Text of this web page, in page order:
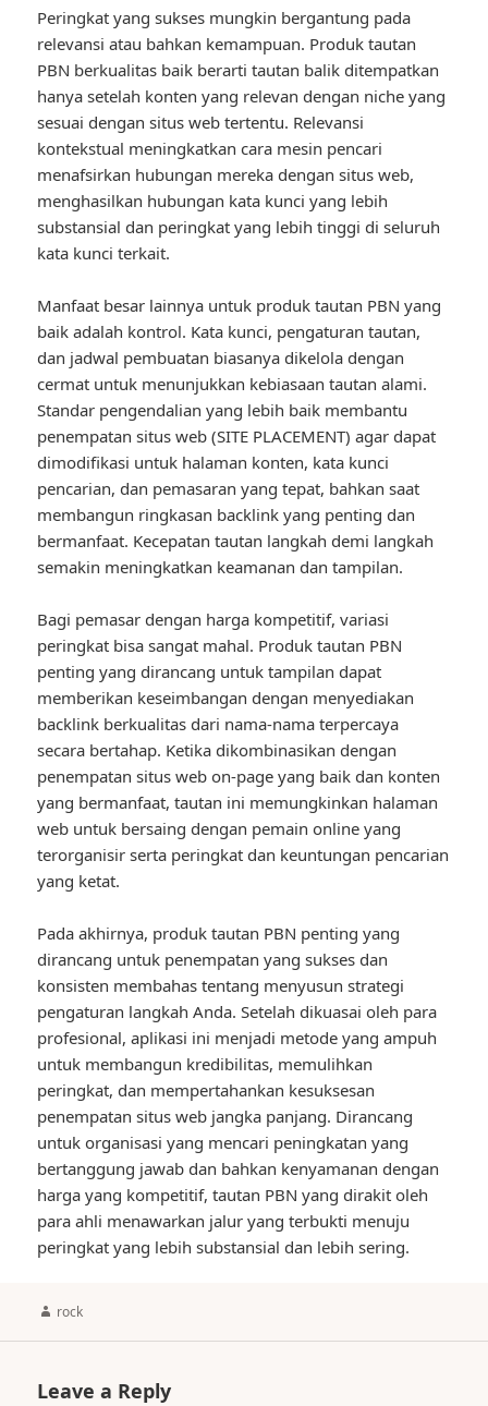
Peringkat yang sukses mungkin bergantung pada
relevansi atau bahkan kemampuan. Produk tautan
PBN berkualitas baik berarti tautan balik ditempatkan
hanya setelah konten yang relevan dengan niche yang
sesuai dengan situs web tertentu. Relevansi
kontekstual meningkatkan cara mesin pencari
menafsirkan hubungan mereka dengan situs web,
menghasilkan hubungan kata kunci yang lebih
substansial dan peringkat yang lebih tinggi di seluruh
kata kunci terkait.
Manfaat besar lainnya untuk produk tautan PBN yang
baik adalah kontrol. Kata kunci, pengaturan tautan,
dan jadwal pembuatan biasanya dikelola dengan
cermat untuk menunjukkan kebiasaan tautan alami.
Standar pengendalian yang lebih baik membantu
penempatan situs web (SITE PLACEMENT) agar dapat
dimodifikasi untuk halaman konten, kata kunci
pencarian, dan pemasaran yang tepat, bahkan saat
membangun ringkasan backlink yang penting dan
bermanfaat. Kecepatan tautan langkah demi langkah
semakin meningkatkan keamanan dan tampilan.
Bagi pemasar dengan harga kompetitif, variasi
peringkat bisa sangat mahal. Produk tautan PBN
penting yang dirancang untuk tampilan dapat
memberikan keseimbangan dengan menyediakan
backlink berkualitas dari nama-nama terpercaya
secara bertahap. Ketika dikombinasikan dengan
penempatan situs web on-page yang baik dan konten
yang bermanfaat, tautan ini memungkinkan halaman
web untuk bersaing dengan pemain online yang
terorganisir serta peringkat dan keuntungan pencarian
yang ketat.
Pada akhirnya, produk tautan PBN penting yang
dirancang untuk penempatan yang sukses dan
konsisten membahas tentang menyusun strategi
pengaturan langkah Anda. Setelah dikuasai oleh para
profesional, aplikasi ini menjadi metode yang ampuh
untuk membangun kredibilitas, memulihkan
peringkat, dan mempertahankan kesuksesan
penempatan situs web jangka panjang. Dirancang
untuk organisasi yang mencari peningkatan yang
bertanggung jawab dan bahkan kenyamanan dengan
harga yang kompetitif, tautan PBN yang dirakit oleh
para ahli menawarkan jalur yang terbukti menuju
peringkat yang lebih substansial dan lebih sering.
Author
rock
Leave a Reply